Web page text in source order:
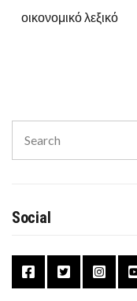
οικονομικό λεξικό
for:
Social